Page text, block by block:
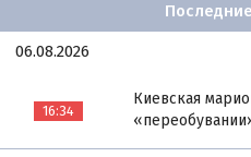
06.08.2026
16:34
Киевская